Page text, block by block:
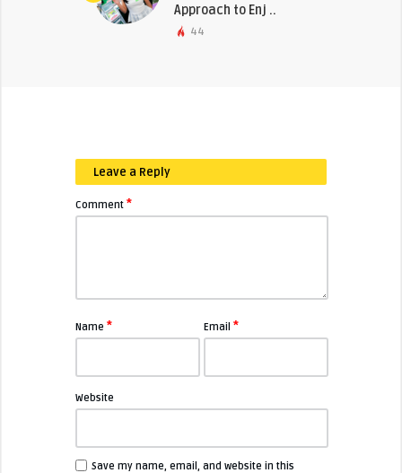
Approach to Enj ..
44
Leave a Reply
Comment *
Name * Email*
Website
Save my name, email, and website in this